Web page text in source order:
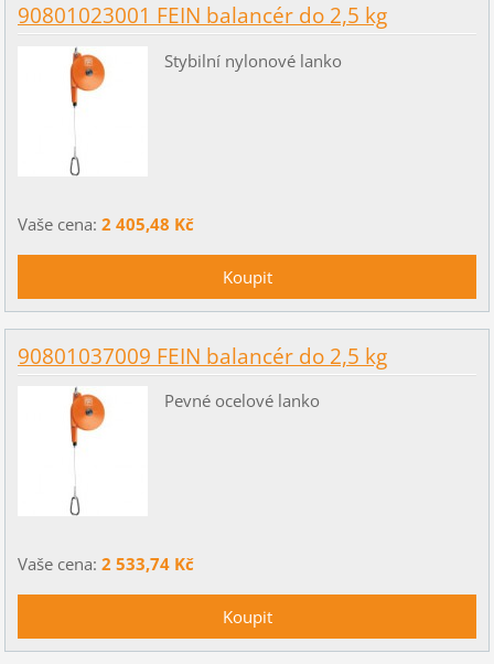
90801023001 FEIN balancér do 2,5 kg
Stybilní nylonové lanko
Vaše cena: 2 405,48 Kč
90801037009 FEIN balancér do 2,5 kg
Pevné ocelové lanko
Vaše cena: 2 533,74 Kč